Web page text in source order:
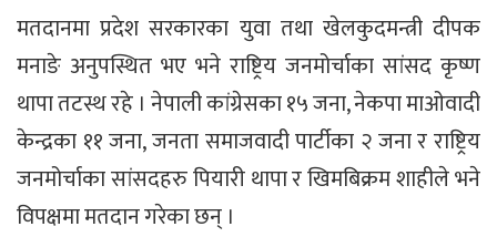
मतदानमा प्रदेश सरकारका युवा तथा खेलकुदमन्त्री दीपक
मनाङे अनुपस्थित भए भने राष्ट्रिय जनमोर्चाका सांसद कृष्ण
थापा तटस्थ रहे । नेपाली कांग्रेसका १५ जना, नेकपा माओवादी
केन्द्रका ११ जना, जनता समाजवादी पार्टीका २ जना र राष्ट्रिय
जनमोर्चाका सांसदहरु पियारी थापा र खिमबिक्रम शाहीले भने
विपक्षमा मतदान गरेका छन् ।